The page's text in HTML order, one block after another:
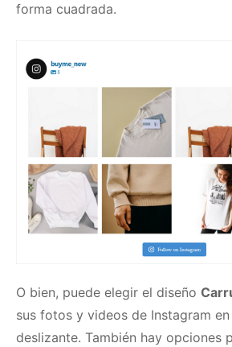
forma cuadrada.
O bien, puede elegir el diseño
sus fotos y videos de Instagram
deslizante. También hay opciones